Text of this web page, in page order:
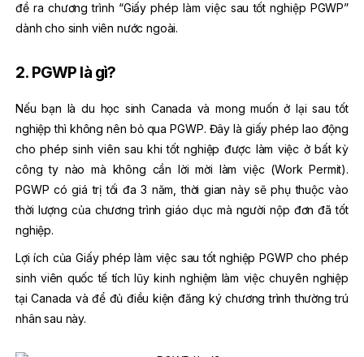
đề ra chương trình “Giấy phép làm việc sau tốt nghiệp PGWP”
dành cho sinh viên nước ngoài.
2. PGWP là gì?
Nếu bạn là du học sinh Canada và mong muốn ở lại sau tốt
nghiệp thì không nên bỏ qua PGWP. Đây là giấy phép lao động
cho phép sinh viên sau khi tốt nghiệp được làm việc ở bất kỳ
công ty nào mà không cần lời mời làm việc (Work Permit).
PGWP có giá trị tối đa 3 năm, thời gian này sẽ phụ thuộc vào
thời lượng của chương trình giáo dục mà người nộp đơn đã tốt
nghiệp.
Lợi ích của Giấy phép làm việc sau tốt nghiệp PGWP cho phép
sinh viên quốc tế tích lũy kinh nghiệm làm việc chuyên nghiệp
tại Canada và để đủ điều kiện đăng ký chương trình thường trú
nhân sau này.